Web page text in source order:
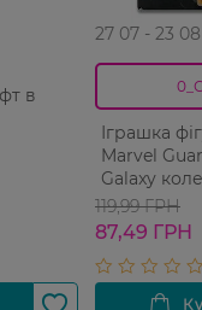
в
27 07 - 23 08
Іграшка
Marvel
Galaxy
119,99 ГРН
87,49 ГРН